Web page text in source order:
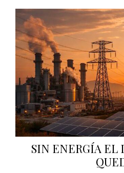
SIN ENERGÍA EL